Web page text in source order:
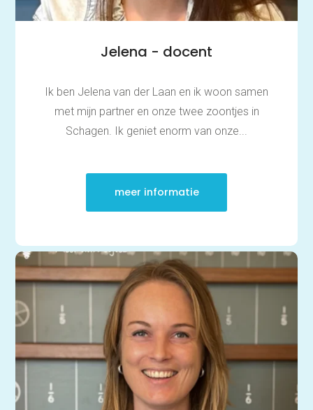
Jelena - docent
Ik ben Jelena van der Laan en ik woon samen
met mijn partner en onze twee zoontjes in
Schagen. Ik geniet enorm van onze...
meer informatie